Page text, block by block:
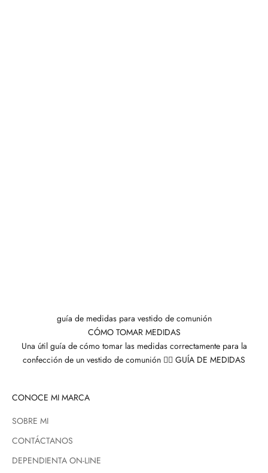
guía de medidas para vestido de comunión
CÓMO TOMAR MEDIDAS
Una útil guía de cómo tomar las medidas correctamente para la
confección de un vestido de comunión 👉🏼 GUÍA DE MEDIDAS
CONOCE MI MARCA
SOBRE MI
CONTÁCTANOS
DEPENDIENTA ON-LINE